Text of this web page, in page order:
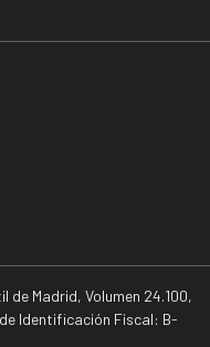
de Madrid, Volumen 24.100,
Identificación Fiscal: B-